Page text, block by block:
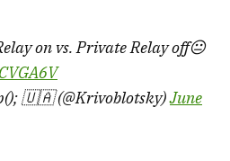
on vs. Private Relay off😐
🇺🇦 (@Krivoblotsky)June